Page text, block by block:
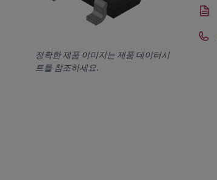
정확한 제품 이미지는 제품 데이터시
트를 참조하세요.